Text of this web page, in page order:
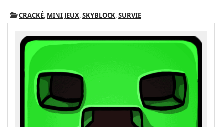
CRACKÉ, MINI JEUX,SKYBLOCK,SURVIE